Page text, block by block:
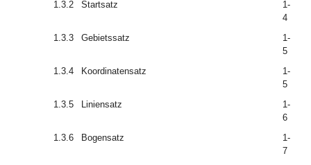
1.3.2
Startsatz
1-
4
1.3.3
Gebietssatz
1-
5
1.3.4
Koordinatensatz
1-
5
1.3.5
Liniensatz
1-
6
1.3.6
Bogensatz
1-
7